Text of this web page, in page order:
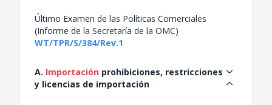
Último Examen de las Políticas Comerciales
(Informe de la Secretaría de la OMC)
WT/TPR/S/384/Rev.1
A. Importación prohibiciones, restricciones
y licencias de importación